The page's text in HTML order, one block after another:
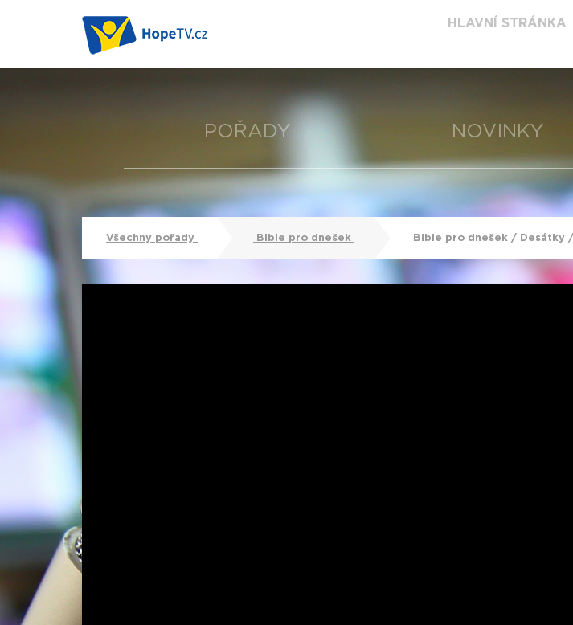
HLAVNÍ STRÁNKA
POŘADY NOVINKY
Všechny pořady Bible pro dnešek Bible pro dnešek / Desátky